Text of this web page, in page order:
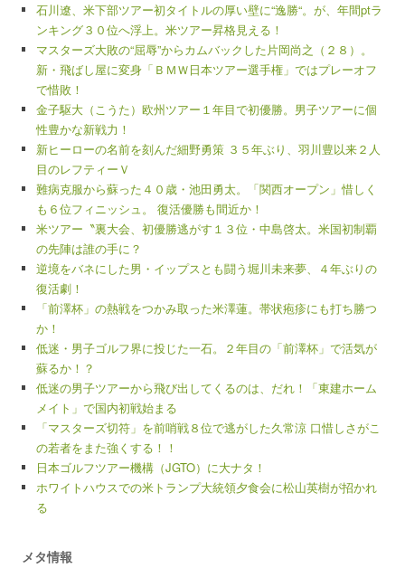
石川遼、米下部ツアー初タイトルの厚い壁に“逸勝“。が、年間ptラ
ンキング３０位へ浮上。米ツアー昇格見える！
マスターズ大敗の“屈辱”からカムバックした片岡尚之（２８）。
新・飛ばし屋に変身「ＢＭＷ日本ツアー選手権」ではプレーオフ
で惜敗！
金子駆大（こうた）欧州ツアー１年目で初優勝。男子ツアーに個
性豊かな新戦力！
新ヒーローの名前を刻んだ細野勇策 ３５年ぶり、羽川豊以来２人
目のレフティーＶ
難病克服から蘇った４０歳・池田勇太。「関西オープン」惜しく
も６位フィニッシュ。 復活優勝も間近か！
米ツアー〝裏大会、初優勝逃がす１３位・中島啓太。米国初制覇
の先陣は誰の手に？
逆境をバネにした男・イップスとも闘う堀川未来夢、４年ぶりの
復活劇！
「前澤杯」の熱戦をつかみ取った米澤蓮。帯状疱疹にも打ち勝つ
か！
低迷・男子ゴルフ界に投じた一石。２年目の「前澤杯」で活気が
蘇るか！？
低迷の男子ツアーから飛び出してくるのは、だれ！「東建ホーム
メイト」で国内初戦始まる
「マスターズ切符」を前哨戦８位で逃がした久常涼 口惜しさがこ
の若者をまた強くする！！
日本ゴルフツアー機構（JGTO）に大ナタ！
ホワイトハウスでの米トランプ大統領夕食会に松山英樹が招かれ
る
メタ情報